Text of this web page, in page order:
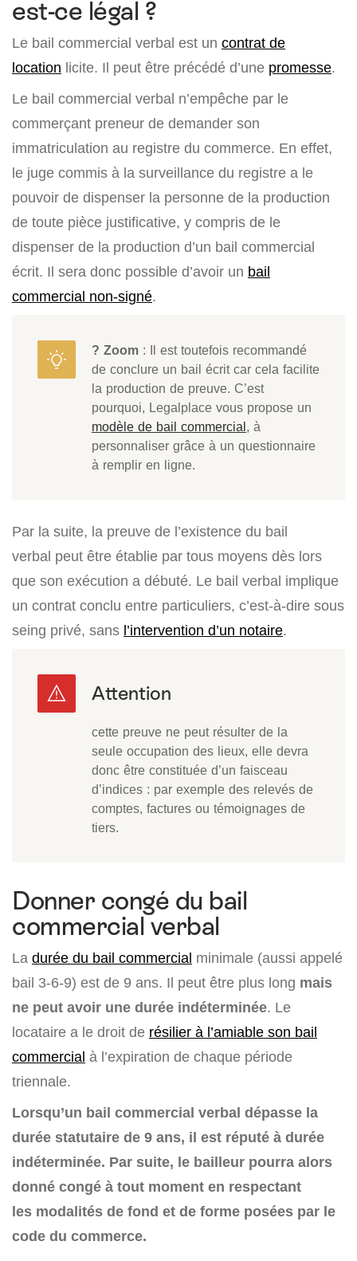
est-ce légal ?
Le bail commercial verbal est un contrat de
location licite. Il peut être précédé d’une promesse.
Le bail commercial verbal n’empêche par le
commerçant preneur de demander son
immatriculation au registre du commerce. En effet,
le juge commis à la surveillance du registre a le
pouvoir de dispenser la personne de la production
de toute pièce justificative, y compris de le
dispenser de la production d’un bail commercial
écrit. Il sera donc possible d’avoir un bail
commercial non-signé.
? Zoom : Il est toutefois recommandé
de conclure un bail écrit car cela facilite
la production de preuve. C’est
pourquoi, Legalplace vous propose un
modèle de bail commercial, à
personnaliser grâce à un questionnaire
à remplir en ligne.
Par la suite, la preuve de l’existence du bail
verbal peut être établie par tous moyens dès lors
que son exécution a débuté. Le bail verbal implique
un contrat conclu entre particuliers, c’est-à-dire sous
seing privé, sans l’intervention d’un notaire.
cette preuve ne peut résulter de la
seule occupation des lieux, elle devra
donc être constituée d’un faisceau
d’indices : par exemple des relevés de
comptes, factures ou témoignages de
tiers.
Donner congé du bail
commercial verbal
La durée du bail commercial minimale (aussi appelé
bail 3-6-9) est de 9 ans. Il peut être plus long mais
ne peut avoir une durée indéterminée. Le
locataire a le droit de résilier à l’amiable son bail
commercial à l’expiration de chaque période
triennale.
Lorsqu’un bail commercial verbal dépasse la
durée statutaire de 9 ans, il est réputé à durée
indéterminée. Par suite, le bailleur pourra alors
donné congé à tout moment en respectant
les modalités de fond et de forme posées par le
code du commerce.